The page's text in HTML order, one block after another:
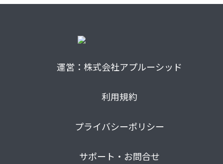
運営：株式会社アプルーシッド
利用規約
プライバシーポリシー
サポート・お問合せ